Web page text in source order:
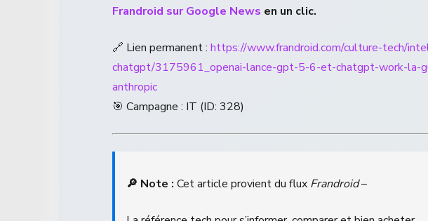
Frandroid sur Google News en un clic.
🔗 Lien permanent : https://www.frandroid.com/culture-tech/
chatgpt/3175961_openai-lance-gpt-5-6-et-chatgpt-work-la-
anthropic
🎯 Campagne : IT (ID: 328)
🔎 Note : Cet article provient du flux Frandroid–